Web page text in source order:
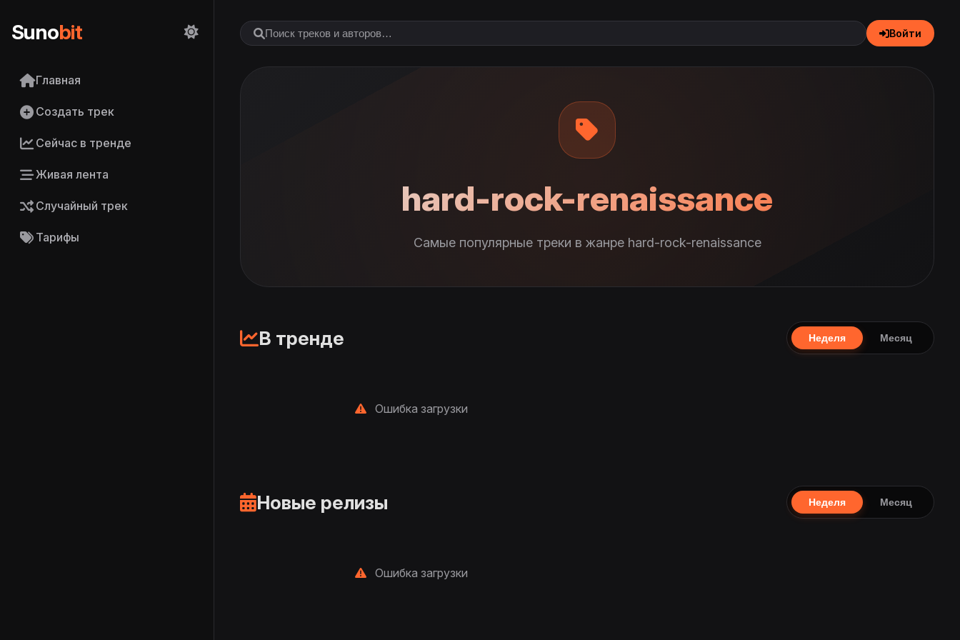
Sunobit
Главная
Создать трек
Сейчас в тренде
Живая лента
Случайный трек
Тарифы
Войти
hard-rock-renaissance
Самые популярные треки в жанре hard-rock-renaissance
В тренде Неделя Месяц
Ошибка загрузки
Новые релизы Неделя Месяц
Ошибка загрузки